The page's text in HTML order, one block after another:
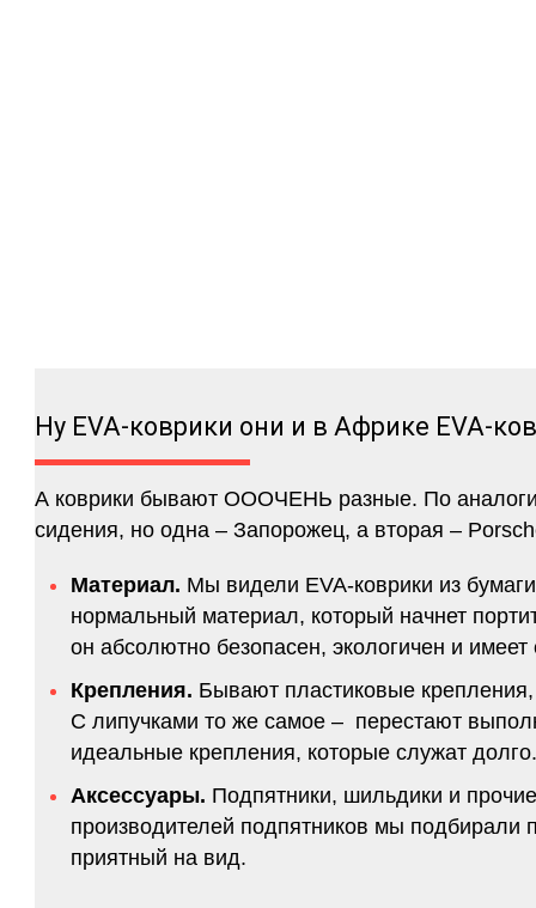
Ну EVA-коврики они и в Африке EVA-
А коврики бывают ОООЧЕНЬ разные. По
сидения, но одна – Запорожец, а вторая –
Материал. Мы видели EVA-коврики из
нормальный материал, который начнет
он абсолютно безопасен, экологичен и
Крепления. Бывают пластиковые
С липучками то же самое – перестают
идеальные крепления, которые служат
Аксессуары. Подпятники, шильдики и
производителей подпятников мы подбирали
приятный на вид.